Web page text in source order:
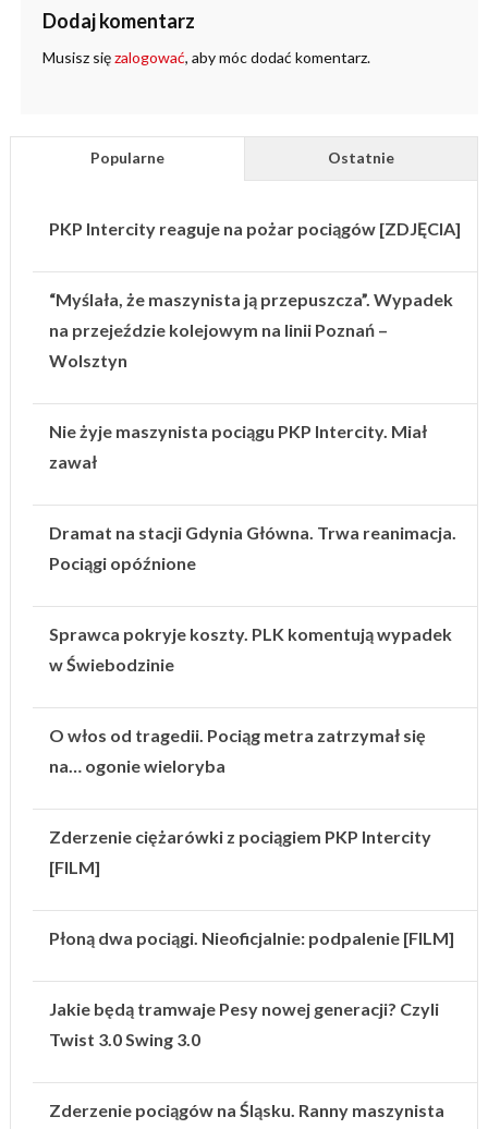
Dodaj komentarz
Musisz sięzalogować, aby móc dodać komentarz.
Popularne Ostatnie
PKP Intercity reaguje na pożar pociągów [ZDJĘCIA]
“Myślała, że maszynista ją przepuszcza”. Wypadek
na przejeździe kolejowym na linii Poznań –
Wolsztyn
Nie żyje maszynista pociągu PKP Intercity. Miał
zawał
Dramat na stacji Gdynia Główna. Trwa reanimacja.
Pociągi opóźnione
Sprawca pokryje koszty. PLK komentują wypadek
w Świebodzinie
O włos od tragedii. Pociąg metra zatrzymał się
na… ogonie wieloryba
Zderzenie ciężarówki z pociągiem PKP Intercity
[FILM]
Płoną dwa pociągi. Nieoficjalnie: podpalenie [FILM]
Jakie będą tramwaje Pesy nowej generacji? Czyli
Twist 3.0 Swing 3.0
Zderzenie pociągów na Śląsku. Ranny maszynista